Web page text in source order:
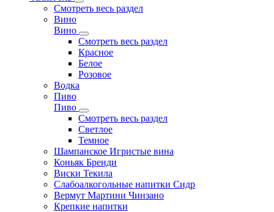
Смотреть весь раздел
Вино
Вино
Смотреть весь раздел
Красное
Белое
Розовое
Водка
Пиво
Пиво
Смотреть весь раздел
Cветлое
Темное
Шампанское Игристые вина
Коньяк Бренди
Виски Текила
Слабоалкогольные напитки Сидр
Вермут Мартини Чинзано
Крепкие напитки